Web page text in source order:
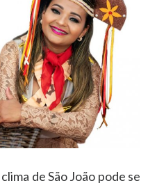
de São João pode se